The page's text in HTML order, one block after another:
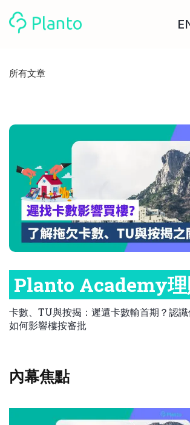
Planto功能
全功能記賬
管理MPF戶口
一次過管理所有強積金戶口
申請清卡數/私人貸款
CreFIT x Planto推廣優惠
私人貸款
投資戶口 (美股)
比較最抵美股投資戶口
投資戶口 (港股)
比較最抵港股投資戶口
投資加密貨幣
比較最抵Crypto交易所
月供股票計劃
定期存款
比較定存利率
信用卡
比較各種最優惠信用卡
Academy
Marketplace
手機App與理財資訊
商業解決方案
所有文章
儲錢貼士
消費娛樂
借貸須知
職場理財
保險教室
Planto Academy理
卡數、TU與按揭：遲還卡數輸首期？認
如何影響樓按審批
內幕焦點